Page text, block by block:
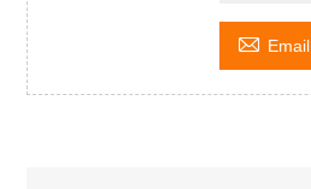
 Email